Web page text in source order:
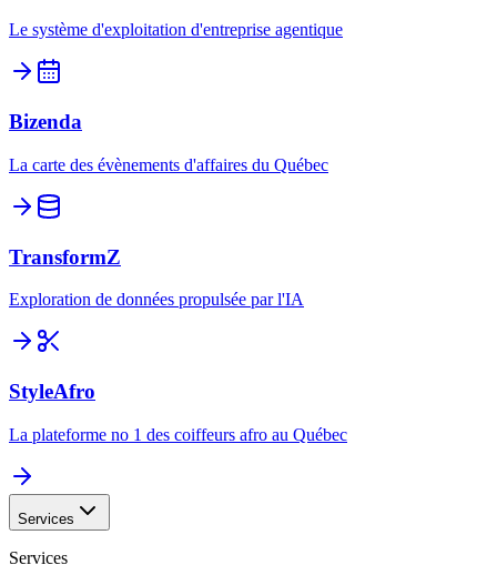
Le système d'exploitation d'entreprise agentique
Bizenda
La carte des évènements d'affaires du Québec
TransformZ
Exploration de données propulsée par l'IA
StyleAfro
La plateforme no 1 des coiffeurs afro au Québec
Services
Services